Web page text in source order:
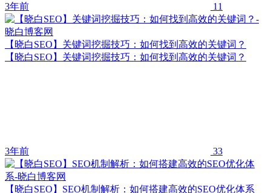
3年前 11
【晓白SEO】关键词挖掘技巧：如何找到高效的关键词？
【晓白SEO】关键词挖掘技巧：如何找到高效的关键词？
3年前 33
【晓白SEO】SEO机制解析：如何搭建高效的SEO优化体系